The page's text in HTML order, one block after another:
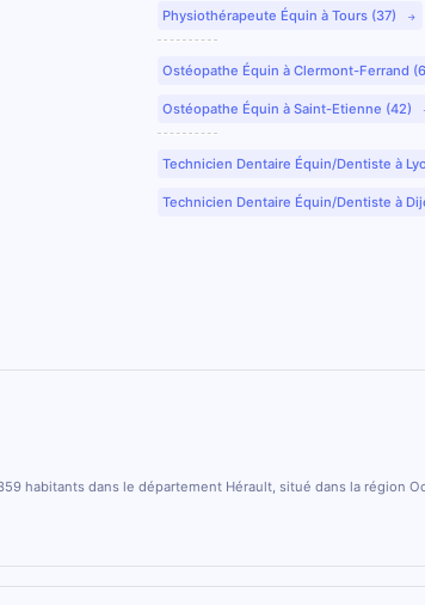
Physiothérapeute Équin à Tours (37)
Ostéopathe Équin à Clermont-Ferrand
Ostéopathe Équin à Saint-Etienne (42)
Technicien Dentaire Équin/Dentiste à
Technicien Dentaire Équin/Dentiste à
habitants dans le département Hérault, situé dans la région